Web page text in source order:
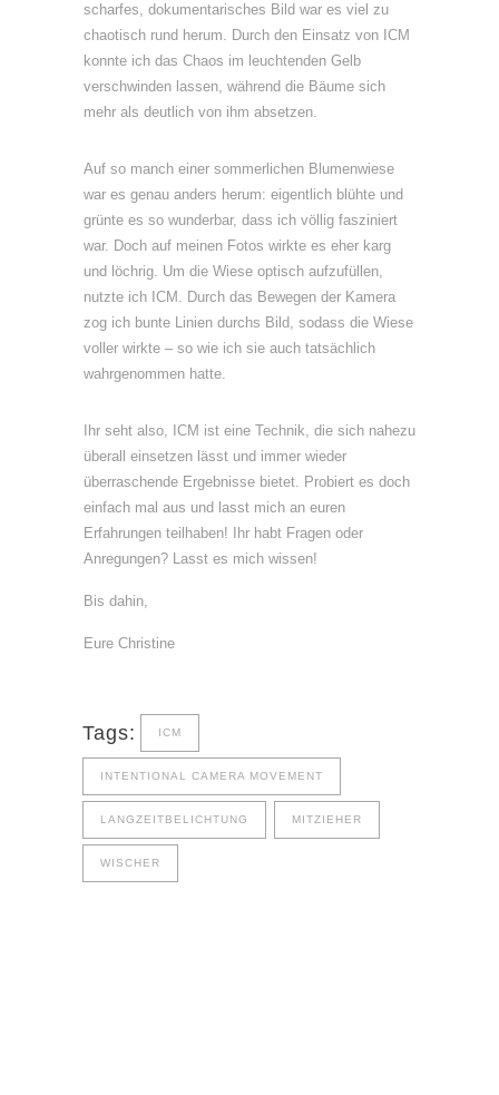
scharfes, dokumentarisches Bild war es viel zu
chaotisch rund herum. Durch den Einsatz von ICM
konnte ich das Chaos im leuchtenden Gelb
verschwinden lassen, während die Bäume sich
mehr als deutlich von ihm absetzen.
Auf so manch einer sommerlichen Blumenwiese
war es genau anders herum: eigentlich blühte und
grünte es so wunderbar, dass ich völlig fasziniert
war. Doch auf meinen Fotos wirkte es eher karg
und löchrig. Um die Wiese optisch aufzufüllen,
nutzte ich ICM. Durch das Bewegen der Kamera
zog ich bunte Linien durchs Bild, sodass die Wiese
voller wirkte – so wie ich sie auch tatsächlich
wahrgenommen hatte.
Ihr seht also, ICM ist eine Technik, die sich nahezu
überall einsetzen lässt und immer wieder
überraschende Ergebnisse bietet. Probiert es doch
einfach mal aus und lasst mich an euren
Erfahrungen teilhaben! Ihr habt Fragen oder
Anregungen? Lasst es mich wissen!
Bis dahin,
Eure Christine
Tags: ICM
INTENTIONAL CAMERA MOVEMENT
LANGZEITBELICHTUNG MITZIEHER
WISCHER